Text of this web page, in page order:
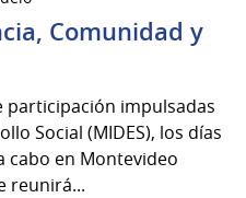
Comunidad y
participación impulsadas
Social (MIDES), los días
cabo en Montevideo
reunirá...